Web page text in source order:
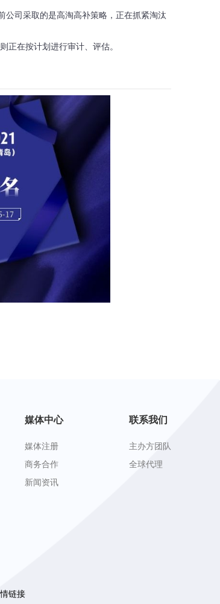
公司采取的是高淘高补策略，正在抓紧淘汰
在按计划进行审计、评估。
媒体中心
媒体注册
商务合作
新闻资讯
联系我们
主办方团队
全球代理
链接